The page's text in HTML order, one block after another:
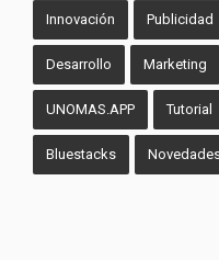
Innovación Publicidad
Desarrollo Marketing
UNOMAS.APP Tutorial
Bluestacks